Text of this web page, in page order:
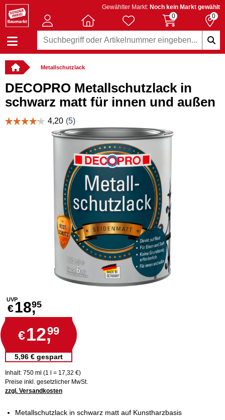
Gewählter Markt: Noch kein Markt gewählt
0
0
Metallschutzlack
DECOPRO Metallschutzlack in
schwarz matt für innen und außen
UVP
€18,95
€12,99
5,96 € gespart
Inhalt: 750 ml (1 l = 17,32 €)
Preise inkl. gesetzlicher MwSt.
zzgl. Versandkosten
Metallschutzlack in schwarz matt auf Kunstharzbasis